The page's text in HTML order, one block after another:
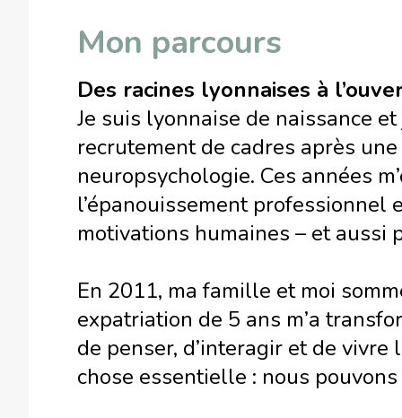
Mon parcours
Des racines lyonnaises à
Je suis lyonnaise de naissance et
recrutement de cadres après
neuropsychologie. Ces années
l’épanouissement
motivations humaines – et aussi
En 2011, ma famille et moi
expatriation de 5 ans m’a
de penser, d’interagir et de
chose essentielle : nous